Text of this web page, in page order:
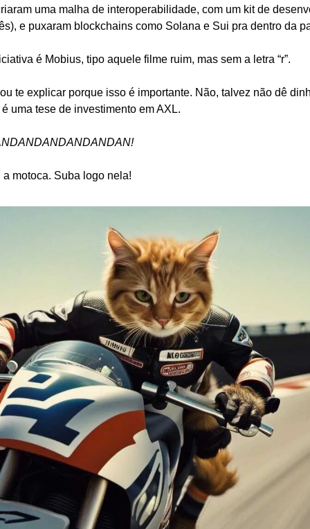
uma malha de interoperabilidade, com um kit de
e puxaram blockchains como Solana e Sui pra dentro da
é Mobius, tipo aquele filme ruim, mas sem a letra “r”.
te explicar porque isso é importante. Não, talvez não dê
uma tese de investimento em AXL.
motoca. Suba logo nela!